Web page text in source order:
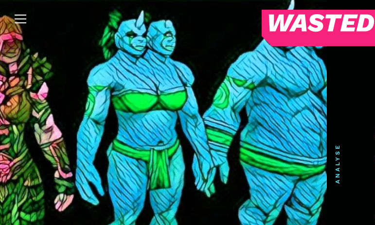
WASTED
Magazin
Über uns
We’re WASTED
Unsere Autor*innen
Lesen
Alle Artikel
Review
Kommentar
Analyse
Interview
Kolumne
Listicle
Newsletter
Hören
Alle Podcasts
WASTED WEEKLY
Portfolio Royal
Redebedarf
Last Game Standing
Top 5
Random
RSS-Feed
ANALYSE